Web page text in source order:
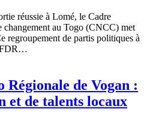
réussie à Lomé, le Cadre
changement au Togo (CNCC) met
regroupement de partis politiques à
FDR…
de Vogan :
et de talents locaux